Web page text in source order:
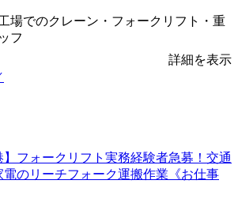
場でのクレーン・フォークリフト・重
フ
詳細を表示